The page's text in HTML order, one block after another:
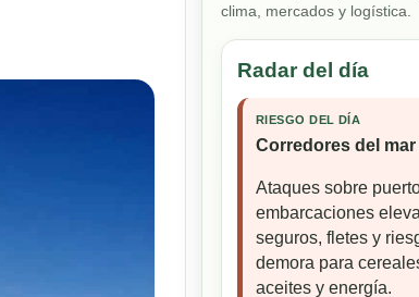
clima, mercados y logística.
Radar del día
RIESGO DEL DÍA
Corredores del
Ataques sobre
embarcaciones
seguros, fletes y
demora para
aceites y energía.